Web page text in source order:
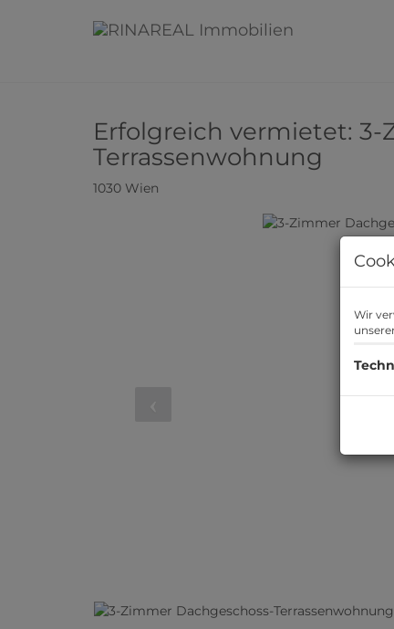
Erfolgreich vermietet:
Terrassenwohnung
1030 Wien
Wir